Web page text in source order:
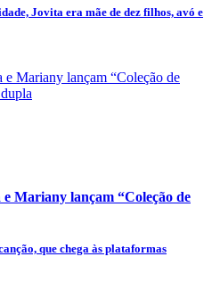
Jovita era mãe de dez filhos, avó e
Mariany lançam “Coleção de
que chega às plataformas